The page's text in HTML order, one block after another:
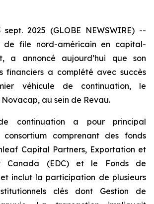
sept. 2025 (GLOBE NEWSWIRE) --
de file nord-américain en capital-
a annoncé aujourd’hui que son
financiers a complété avec succès
véhicule de continuation, le
au sein de Revau.
continuation a pour principal
consortium comprenant des fonds
Capital Partners, Exportation et
Canada (EDC) et le Fonds de
inclut la participation de plusieurs
clés dont Gestion de